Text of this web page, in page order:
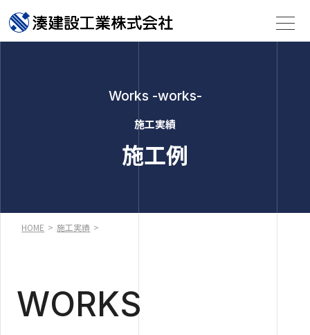
Works -works-
施工実績
施工例
HOME > 施工実績 >
WORKS